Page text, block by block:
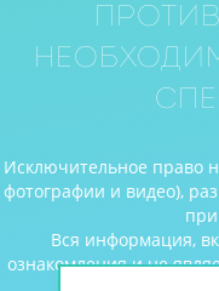
Исключительное право
фотографии и видео),
Вся информация,
ознакомления и не